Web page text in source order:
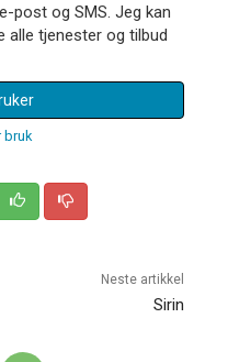
post og SMS. Jeg kan
alle tjenester og tilbud
bruk
Neste artikkel
Sirin